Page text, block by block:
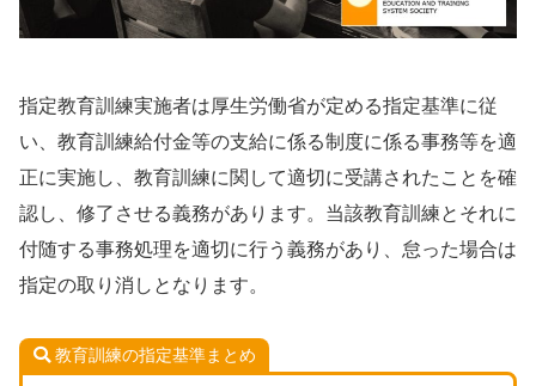
指定教育訓練実施者は厚生労働省が定める指定基準に従
い、教育訓練給付金等の支給に係る制度に係る事務等を適
正に実施し、教育訓練に関して適切に受講されたことを確
認し、修了させる義務があります。当該教育訓練とそれに
付随する事務処理を適切に行う義務があり、怠った場合は
指定の取り消しとなります。
教育訓練の指定基準まとめ